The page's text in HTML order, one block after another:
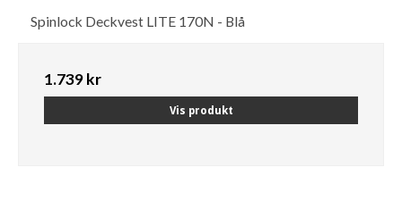
Spinlock Deckvest LITE 170N - Blå
1.739 kr
Vis produkt